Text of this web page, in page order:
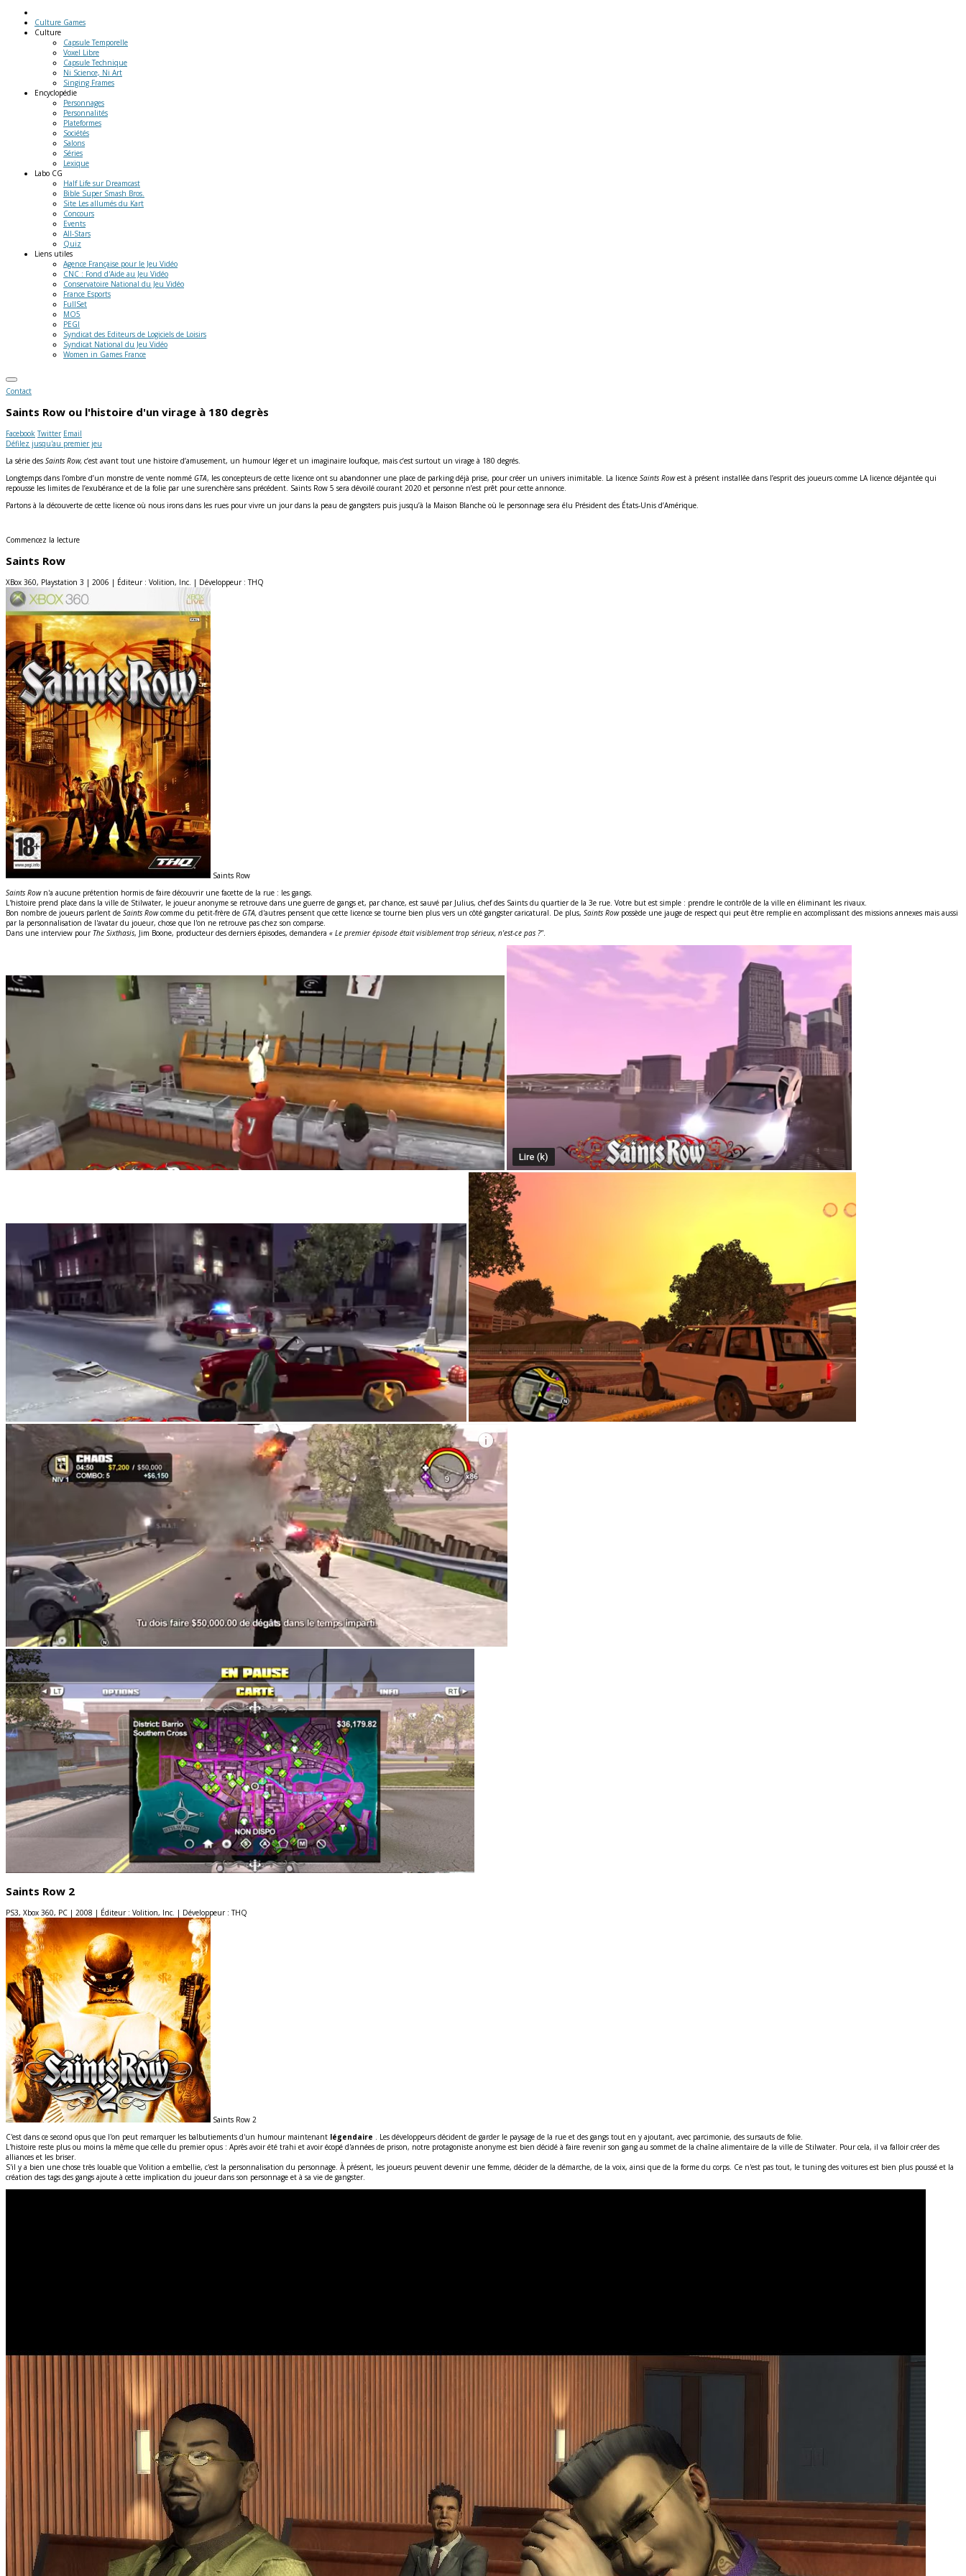
Culture Games
Culture
Capsule Temporelle
Voxel Libre
Capsule Technique
Ni Science, Ni Art
Singing Frames
Encyclopédie
Personnages
Personnalités
Plateformes
Sociétés
Salons
Séries
Lexique
Labo CG
Half Life sur Dreamcast
Bible Super Smash Bros.
Site Les allumés du Kart
Concours
Events
All-Stars
Quiz
Liens utiles
Agence Française pour le Jeu Vidéo
CNC : Fond d'Aide au Jeu Vidéo
Conservatoire National du Jeu Vidéo
France Esports
FullSet
MO5
PEGI
Syndicat des Editeurs de Logiciels de Loisirs
Syndicat National du Jeu Vidéo
Women in Games France
Contact
Saints Row ou l'histoire d'un virage à 180 degrès
Facebook Twitter Email
Défilez jusqu'au premier jeu
La série des Saints Row, c’est avant tout une histoire d’amusement, un humour léger et un imaginaire loufoque, mais c’est surtout un virage à 180 degrés.
Longtemps dans l’ombre d’un monstre de vente nommé GTA, les concepteurs de cette licence ont su abandonner une place de parking déjà prise, pour créer un univers inimitable. La licence Saints Rowest à présent installée dans l’esprit des joueurs comme LA licence déjantée qui
repousse les limites de l’exubérance et de la folie par une surenchère sans précédent. Saints Row 5 sera dévoilé courant 2020 et personne n’est prêt pour cette annonce.
Partons à la découverte de cette licence où nous irons dans les rues pour vivre un jour dans la peau de gangsters puis jusqu’à la Maison Blanche où le personnage sera élu Président des États-Unis d’Amérique.
Commencez la lecture
Saints Row
XBox 360, Playstation 3 | 2006 | Éditeur : Volition, Inc. | Développeur : THQ
Saints Row
Saints Rown'a aucune prétention hormis de faire découvrir une facette de la rue : les gangs.
L'histoire prend place dans la ville de Stilwater, le joueur anonyme se retrouve dans une guerre de gangs et, par chance, est sauvé par Julius, chef des Saints du quartier de la 3e rue. Votre but est simple : prendre le contrôle de la ville en éliminant les rivaux.
Bon nombre de joueurs parlent de Saints Rowcomme du petit-frère de GTA, d'autres pensent que cette licence se tourne bien plus vers un côté gangster caricatural. De plus, Saints Row possède une jauge de respect qui peut être remplie en accomplissant des missions annexes mais aussi
par la personnalisation de l'avatar du joueur, chose que l'on ne retrouve pas chez son comparse.
Dans une interview pour The Sixthasis, Jim Boone, producteur des derniers épisodes, demandera « Le premier épisode était visiblement trop sérieux, n'est-ce pas ?"
Saints Row 2
PS3, Xbox 360, PC | 2008 | Éditeur : Volition, Inc. | Développeur : THQ
Saints Row 2
C'est dans ce second opus que l'on peut remarquer les balbutiements d'un humour maintenant légendaire
. Les développeurs décident de garder le paysage de la rue et des gangs tout en y ajoutant, avec parcimonie, des sursauts de folie.
L'histoire reste plus ou moins la même que celle du premier opus : Après avoir été trahi et avoir écopé d'années de prison, notre protagoniste anonyme est bien décidé à faire revenir son gang au sommet de la chaîne alimentaire de la ville de Stilwater. Pour cela, il va falloir créer des
alliances et les briser.
S'il y a bien une chose très louable que Volition a embellie, c'est la personnalisation du personnage. À présent, les joueurs peuvent devenir une femme, décider de la démarche, de la voix, ainsi que de la forme du corps. Ce n'est pas tout, le tuning des voitures est bien plus poussé et la
création des tags des gangs ajoute à cette implication du joueur dans son personnage et à sa vie de gangster.